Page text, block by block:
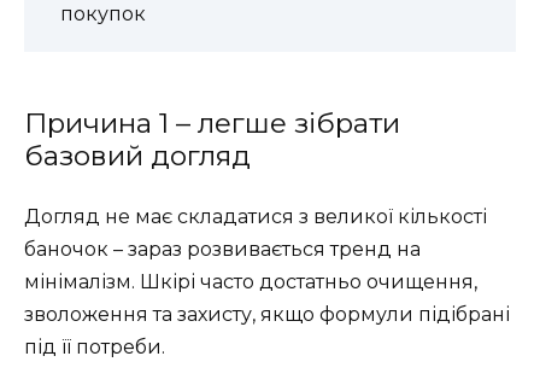
покупок
Причина 1 – легше зібрати
базовий догляд
Догляд не має складатися з великої кількості
баночок – зараз розвивається тренд на
мінімалізм. Шкірі часто достатньо очищення,
зволоження та захисту, якщо формули підібрані
під її потреби.